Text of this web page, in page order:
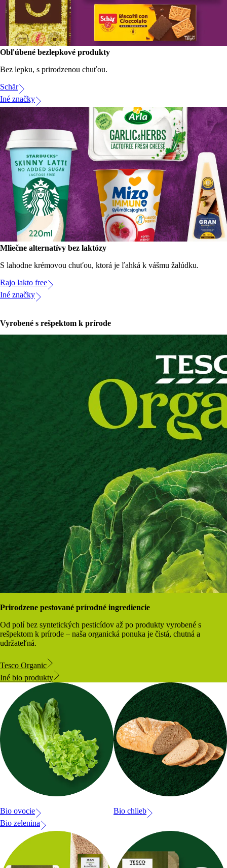
Obľúbené bezlepkové produkty
Bez lepku, s prirodzenou chuťou.
Schär
Iné značky
Mliečne alternatívy bez laktózy
S lahodne krémovou chuťou, ktorá je ľahká k vášmu žalúdku.
Rajo lakto free
Iné značky
Vyrobené s rešpektom k prírode
Prirodzene pestované prírodné ingrediencie
Od polí bez syntetických pesticídov až po produkty vyrobené s
rešpektom k prírode – naša organická ponuka je čistá, chutná a
udržateľná.
Tesco Organic
Iné bio produkty
Bio ovocie
Bio zelenina
Bio chlieb